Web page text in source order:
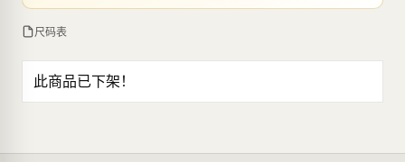
尺码表
此商品已下架！